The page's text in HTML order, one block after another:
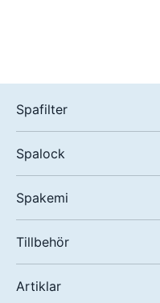
Spafilter
Spalock
Spakemi
Tillbehör
Artiklar